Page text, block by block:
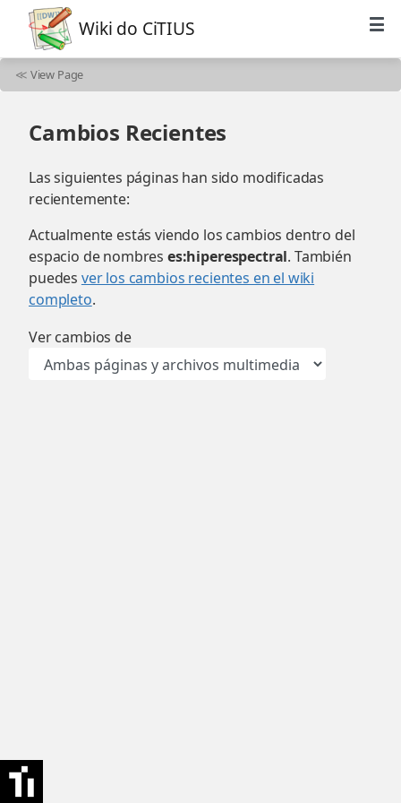
Wiki do CiTIUS
≪ View Page
Cambios Recientes
Las siguientes páginas han sido modificadas
recientemente:
Actualmente estás viendo los cambios dentro del
espacio de nombres es:hiperespectral. También
puedes ver los cambios recientes en el wiki
completo.
Ver cambios de